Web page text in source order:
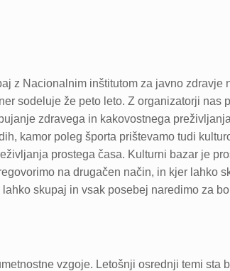
z Nacionalnim inštitutom za javno zdravje
sodeluje že peto leto. Z organizatorji nas
zdravega in kakovostnega preživljanja
kamor poleg športa prištevamo tudi
prostega časa. Kulturni bazar je
na drugačen način, in kjer lahko
skupaj in vsak posebej naredimo za
vzgoje. Letošnji osrednji temi sta